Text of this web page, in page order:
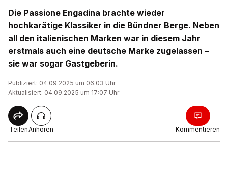
Die Passione Engadina brachte wieder
hochkarätige Klassiker in die Bündner Berge. Neben
all den italienischen Marken war in diesem Jahr
erstmals auch eine deutsche Marke zugelassen –
sie war sogar Gastgeberin.
Publiziert: 04.09.2025 um 06:03 Uhr
Aktualisiert: 04.09.2025 um 17:07 Uhr
TeilenAnhören Kommentieren